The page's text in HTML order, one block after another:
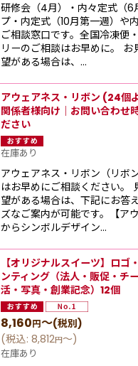
研修会（4月）・内々定式（6
プ・内定式（10月第一週）や
ご相談窓口です。全国冷凍便
リーのご相談はお早めに。
望がある場合は、…
アウェアネス・リボン (24個
関係者様向け｜お問い合わせ
ださい
在庫あり
アウェアネス・リボン（リボ
はお早めにご相談ください。
望がある場合は、下記にお答
ズなご案内が可能です。【ア
からシンボルデザイン…
【オリジナルスイーツ】ロゴ
ンティング（法人・販促・チ
活・写真・創業記念）12個
8,160円～(税別)
(税込: 8,812円～)
在庫あり